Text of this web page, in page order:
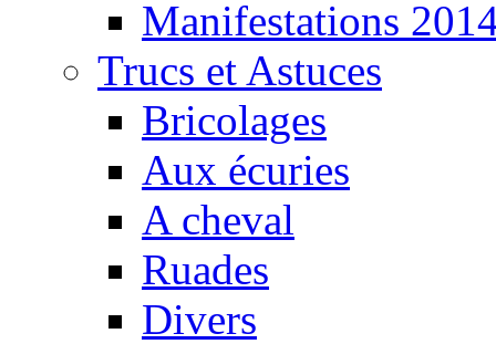
Manifestations
Trucs et Astuces
Bricolages
Aux écuries
A cheval
Ruades
Divers